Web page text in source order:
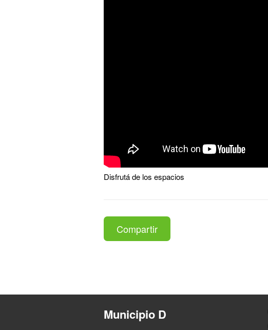
Disfrutá de los espacios
Compartir
Municipio D